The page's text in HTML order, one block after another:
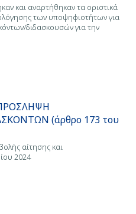
και αναρτήθηκαν τα οριστικά
των υποψηφιοτήτων για
διδασκουσών για την
(άρθρο 173 του
αίτησης και
2024